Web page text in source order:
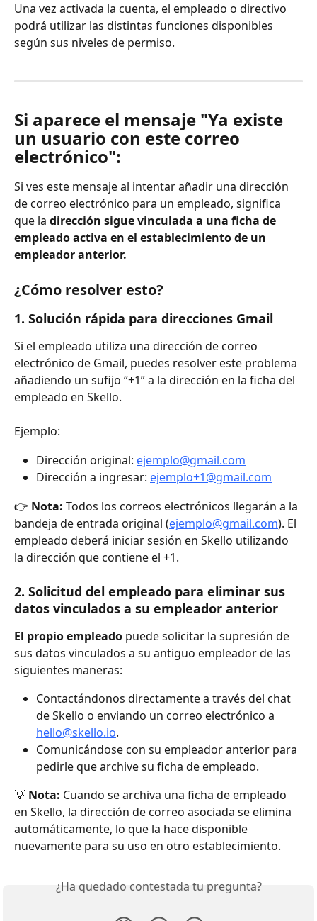
Una vez activada la cuenta, el empleado o directivo
podrá utilizar las distintas funciones disponibles
según sus niveles de permiso.
Si aparece el mensaje "Ya existe
un usuario con este correo
electrónico":
Si ves este mensaje al intentar añadir una dirección
de correo electrónico para un empleado, significa
que la dirección sigue vinculada a una ficha de
empleado activa en el establecimiento de un
empleador anterior.
¿Cómo resolver esto?
1. Solución rápida para direcciones Gmail
Si el empleado utiliza una dirección de correo
electrónico de Gmail, puedes resolver este problema
añadiendo un sufijo “+1” a la dirección en la ficha del
empleado en Skello.
Ejemplo:
Dirección original: ejemplo@gmail.com
Dirección a ingresar: ejemplo+1@gmail.com
👉 Nota: Todos los correos electrónicos llegarán a la
bandeja de entrada original (ejemplo@gmail.com). El
empleado deberá iniciar sesión en Skello utilizando
la dirección que contiene el +1.
2. Solicitud del empleado para eliminar sus
datos vinculados a su empleador anterior
El propio empleado puede solicitar la supresión de
sus datos vinculados a su antiguo empleador de las
siguientes maneras:
Contactándonos directamente a través del chat
de Skello o enviando un correo electrónico a
hello@skello.io.
Comunicándose con su empleador anterior para
pedirle que archive su ficha de empleado.
💡 Nota: Cuando se archiva una ficha de empleado
en Skello, la dirección de correo asociada se elimina
automáticamente, lo que la hace disponible
nuevamente para su uso en otro establecimiento.
¿Ha quedado contestada tu pregunta?